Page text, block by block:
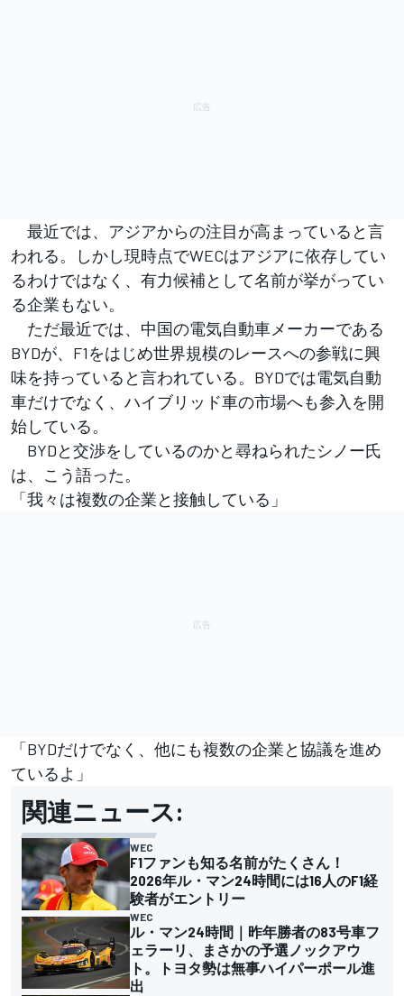
最近では、アジアからの注目が高まっていると言
われる。しかし現時点でWECはアジアに依存してい
るわけではなく、有力候補として名前が挙がってい
る企業もない。
ただ最近では、中国の電気自動車メーカーである
BYDが、F1をはじめ世界規模のレースへの参戦に興
味を持っていると言われている。BYDでは電気自動
車だけでなく、ハイブリッド車の市場へも参入を開
始している。
BYDと交渉をしているのかと尋ねられたシノー氏
は、こう語った。
「我々は複数の企業と接触している」
「BYDだけでなく、他にも複数の企業と協議を進め
ているよ」
関連ニュース:
WEC
F1ファンも知る名前がたくさん！
2026年ル・マン24時間には16人のF1経
験者がエントリー
WEC
ル・マン24時間｜昨年勝者の83号車フ
ェラーリ、まさかの予選ノックアウ
ト。トヨタ勢は無事ハイパーポール進
出